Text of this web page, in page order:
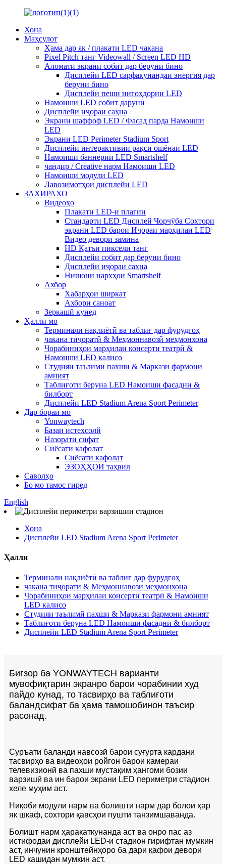
Хона
Маҳсулот
Ҳама дар як / плакати LED чакана
Pixel Pitch танг Videowall / Screen LED HD
Аломати экрани собит дар беруни бино
Дисплейи LED сарфакунандаи энергия дар
беруни бино
Дисплейи пеши нигоҳдории LED
Намоиши LED собит дарунӣ
Дисплейи иҷораи саҳна
Экрани шаффоф LED / Фасад парда Намоиши
LED
Экрани LED Perimeter Stadium Sport
Дисплейи интерактивии рақси ошёнаи LED
Намоиши баннерии LED Smartshelf
чандир / Creative нарм Намоиши LED
Намоиши модули LED
Лавозимотҳои дисплейи LED
ЗАХИРАХО
Видеоҳо
Плакати LED-и плагин
Стандарти LED Дисплей Чорчӯба Сохтори
экрани LED барои Иҷораи марҳилаи LED
Видео девори замина
HD Қатъи пиксели танг
Дисплейи собит дар беруни бино
Дисплейи иҷораи саҳна
Нишони нархҳои Smartshelf
Ахбор
Хабарҳои ширкат
Ахбори саноат
Зеркашӣ кунед
Ҳалли мо
Терминали нақлиётӣ ва таблиғ дар фурудгоҳ
чакана тиҷоратӣ & Меҳмоннавозӣ меҳмонхона
Чорабиниҳои марҳилаи консерти театрӣ &
Намоиши LED калисо
Студияи таълимӣ пахши & Маркази фармони
амният
Таблиғоти беруна LED Намоиши фасадни &
билборт
Дисплейи LED Stadium Arena Sport Perimeter
Дар бораи мо
Yonwaytech
Базаи истехсолй
Назорати сифат
Сиёсати кафолат
Сиёсати кафолат
ЭЗОҲҲОИ таҳвил
Саволҳо
Бо мо тамос гиред
English
Хона
Дисплейи LED Stadium Arena Sport Perimeter
Ҳалли
Терминали нақлиётӣ ва таблиғ дар фурудгоҳ
чакана тиҷоратӣ & Меҳмоннавозӣ меҳмонхона
Чорабиниҳои марҳилаи консерти театрӣ & Намоиши
LED калисо
Студияи таълимӣ пахши & Маркази фармони амният
Таблиғоти беруна LED Намоиши фасадни & билборт
Дисплейи LED Stadium Arena Sport Perimeter
Бигзор ба YONWAYTECH варианти
мувофиқтарин экранро барои чорабинии худ
пайдо кунад, то тасвирҳо ва таблиғоти
баландсифат ба ҳама тамошобинон таъсир
расонад.
Суръати баланди навсозӣ барои суғурта кардани
тасвирҳо ва видеоҳои ройгон барои камераи
телевизионӣ ва пахши мустақим ҳангоми бозии
варзишӣ ва ин барои экрани LED периметри стадион
хеле муҳим аст.
Ниқоби модули нарм ва болишти нарм дар болои ҳар
як шкаф, сохтори қавсҳои пушти танзимшаванда.
Болишт нарм ҳаракаткунанда аст ва онро пас аз
истифодаи дисплейи LED-и стадион гирифтан мумкин
аст, инчунин кронштейнҳоро ба дари қафои девори
LED кашидан мумкин аст.